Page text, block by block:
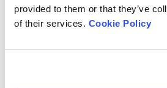
provided to them or that they’ve
of their services. Cookie Policy
Die Partikelgröße und die Größenverteilung
haben einen erheblichen Einfluss auf den
Geschmacksqualität des gebrühten Kaffees.
notwendig. In dieser Mitteilung wurden